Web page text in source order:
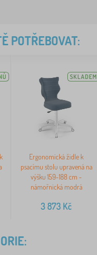
POTŘEBOVAT:
SKLADEM
Ergonomická židle k
psacímu stolu upravená na
výšku 159-188 cm -
námořnická modrá
3 873 Kč